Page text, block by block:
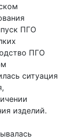
ПГО
ПГО
ситуация
изделий.